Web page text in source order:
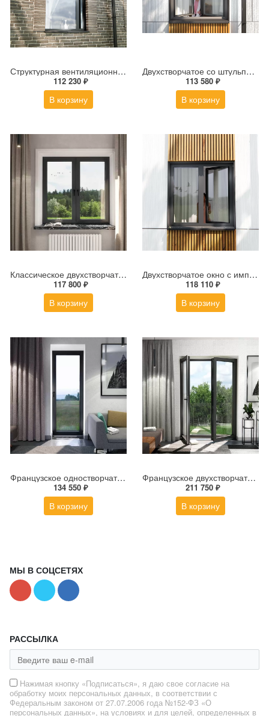
Структурная вентиляционная створка со стеклом ALT W72 180×2700 мм
112 230 ₽
В корзину
Двухстворчатое со штульпом окно со скрытой створкой ALT W72 1600×1600 мм
113 580 ₽
В корзину
Классическое двухстворчатое окно с импостом ALT W72 1600×1600 мм
117 800 ₽
В корзину
Двухстворчатое окно с импостом со скрытой створкой ALT W72 1600×1600 мм
118 110 ₽
В корзину
Французское одностворчатое окно ALT W72 1000×2700 мм
134 550 ₽
В корзину
Французское двухстворчатое окно со штульпом ALT W72 1900×2700 мм
211 750 ₽
В корзину
МЫ В СОЦСЕТЯХ
РАССЫЛКА
Нажимая кнопку «Подписаться», я даю свое согласие на
обработку моих персональных данных, в соответствии с
Федеральным законом от 27.07.2006 года №152-ФЗ «О
персональных данных», на условиях и для целей, определенных в